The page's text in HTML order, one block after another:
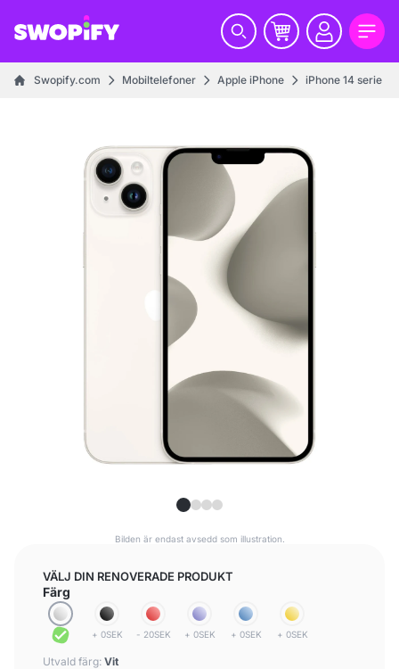
Swopify.com Mobiltelefoner Apple iPhone iPhone 14 serie
Bilden är endast avsedd som illustration.
VÄLJ DIN RENOVERADE PRODUKT
Färg
+ 0SEK - 20SEK + 0SEK + 0SEK + 0SEK
Utvald färg: Vit